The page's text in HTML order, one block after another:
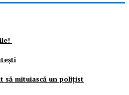
să mituiască un poliţist